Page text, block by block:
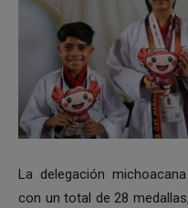
La delegación
con un total de 28